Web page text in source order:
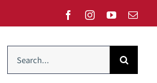
FacebookInstagramYouTube
Search
for: